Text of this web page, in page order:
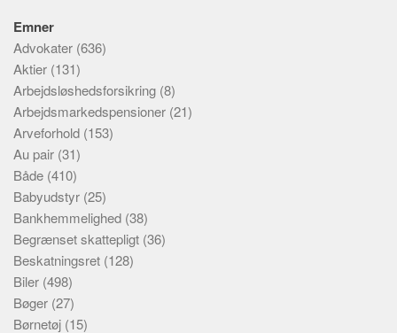
Emner
Advokater (636)
Aktier (131)
Arbejdsløshedsforsikring (8)
Arbejdsmarkedspensioner (21)
Arveforhold (153)
Au pair (31)
Både (410)
Babyudstyr (25)
Bankhemmelighed (38)
Begrænset skattepligt (36)
Beskatningsret (128)
Biler (498)
Bøger (27)
Børnetøj (15)